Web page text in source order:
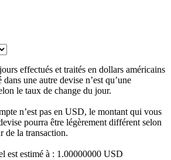
effectués et traités en dollars américains
une autre devise n’est qu’une
le taux de change du jour.
n’est pas en USD, le montant qui vous
pourra être légèrement différent selon
de la transaction.
est estimé à : 1.00000000 USD